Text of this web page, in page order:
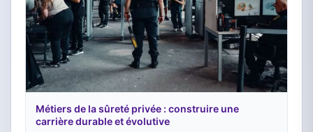
Métiers de la sûreté privée : construire une
carrière durable et évolutive